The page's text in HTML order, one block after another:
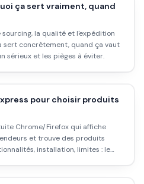
ça sert vraiment, quand
la qualité et l'expédition
sert concrètement, quand ça vaut
sérieux et les pièges à éviter.
pour choisir produits
Chrome/Firefox qui affiche
et trouve des produits
installation, limites : le